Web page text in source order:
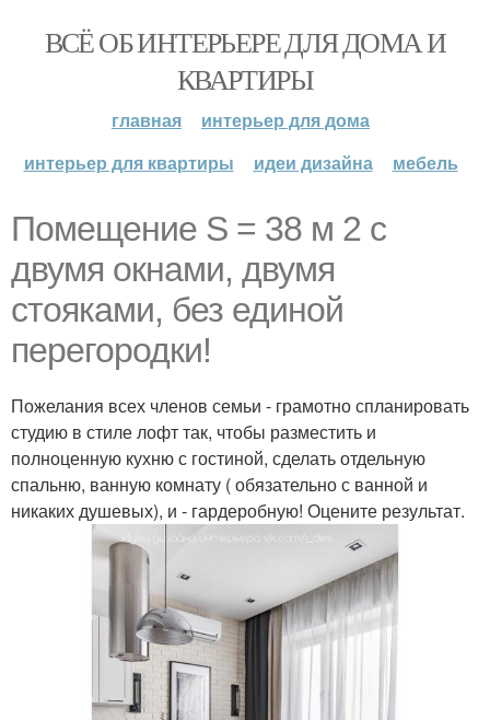
ВСЁ ОБ ИНТЕРЬЕРЕ ДЛЯ ДОМА И
КВАРТИРЫ
главная
интерьер для дома
интерьер для квартиры
идеи дизайна мебель
Помещение S = 38 м 2 с
двумя окнами, двумя
стояками, без единой
перегородки!
Пожелания всех членов семьи - грамотно спланировать
студию в стиле лофт так, чтобы разместить и
полноценную кухню с гостиной, сделать отдельную
спальню, ванную комнату ( обязательно с ванной и
никаких душевых), и - гардеробную! Оцените результат.